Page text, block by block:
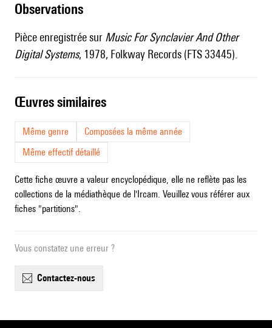
observations
Pièce enregistrée sur Music For Synclavier And Other
Digital Systems, 1978, Folkway Records (FTS 33445).
œuvres similaires
Même genre
Composées la même année
Même effectif détaillé
Cette fiche œuvre a valeur encyclopédique, elle ne reflète pas les
collections de la médiathèque de l'Ircam. Veuillez vous référer aux
fiches "partitions".
Vous constatez une erreur ?
contactez-nous